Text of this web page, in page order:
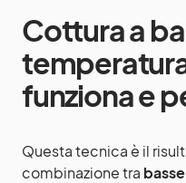
Cottura a
funziona e
Questa tecnica è il
combinazione tra